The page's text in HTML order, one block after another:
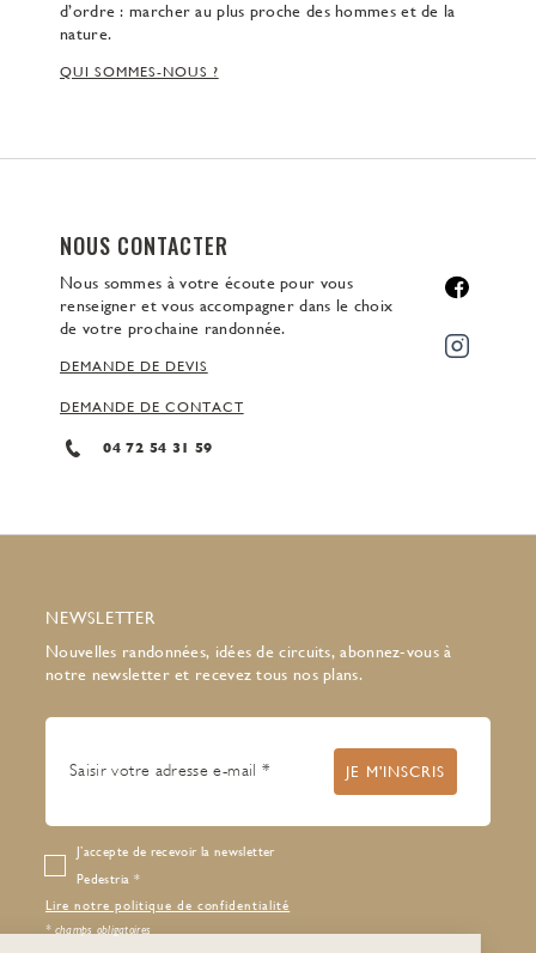
d’ordre : marcher au plus proche des hommes et de la
nature.
QUI SOMMES-NOUS ?
NOUS CONTACTER
Nous sommes à votre écoute pour vous
renseigner et vous accompagner dans le choix
de votre prochaine randonnée.
DEMANDE DE DEVIS
DEMANDE DE CONTACT
04 72 54 31 59
NEWSLETTER
Nouvelles randonnées, idées de circuits, abonnez-vous à
notre newsletter et recevez tous nos plans.
J’accepte de recevoir la newsletter
Pedestria
Lire notre politique de confidentialité
* champs obligatoires